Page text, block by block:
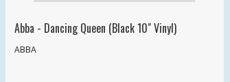
Abba - Dancing Queen (Black 10" Vinyl)
ABBA